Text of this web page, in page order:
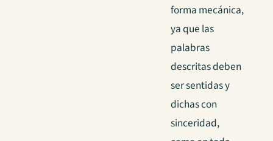
forma mecánica,
ya que las
palabras
descritas deben
ser sentidas y
dichas con
sinceridad,